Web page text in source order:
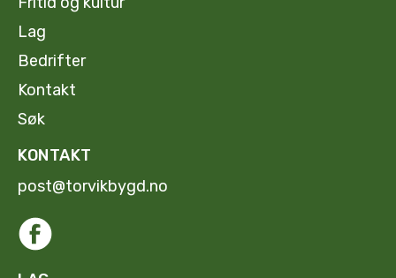
Lag
Bedrifter
Kontakt
Søk
KONTAKT
post@torvikbygd.no